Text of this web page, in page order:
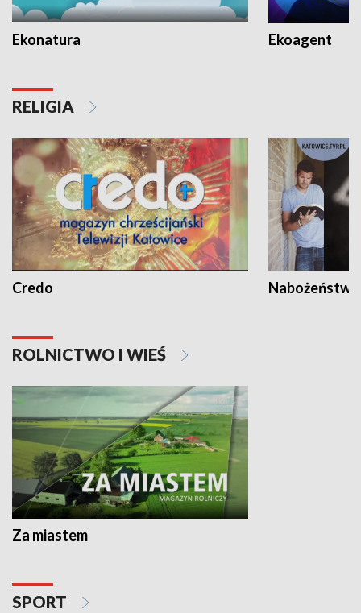
Ekonatura Ekoagent
RELIGIA
Credo
ROLNICTWO I WIEŚ
Za miastem
SPORT